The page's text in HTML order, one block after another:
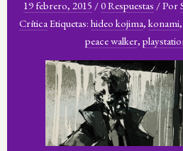
19 febrero, 2015 /0 Respuestas /Por
CríticaEtiquetas: hideo kojima, konami,
peace walker,